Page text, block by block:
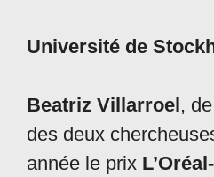
Université de
Beatriz Villarroel, de
des deux
année le prix